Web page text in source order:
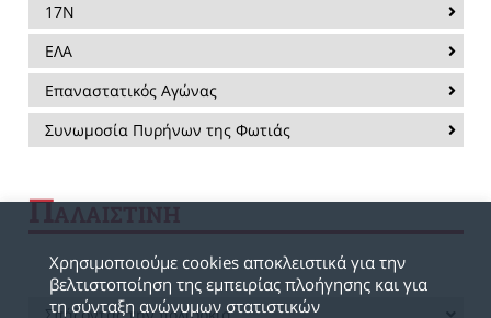
17Ν
ΕΛΑ
Επαναστατικός Αγώνας
Συνωμοσία Πυρήνων της Φωτιάς
Π
Χρησιμοποιούμε cookies αποκλειστικά για την
βελτιστοποίηση της εμπειρίας πλοήγησης και για
τη σύνταξη ανώνυμων στατιστικών